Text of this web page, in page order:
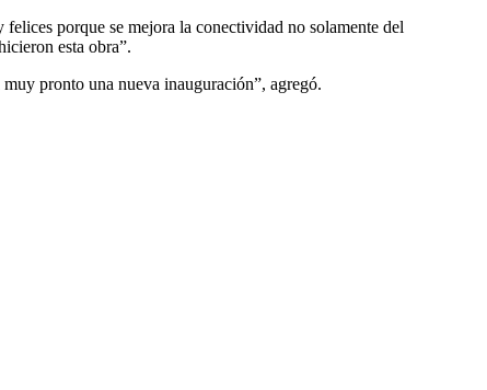
porque se mejora la conectividad no solamente del
esta obra”.
muy pronto una nueva inauguración”, agregó.